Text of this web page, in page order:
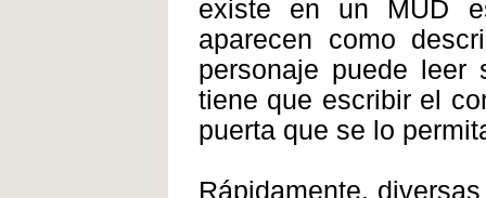
existe en un MUD
aparecen como
personaje puede
tiene que escribir el
puerta que se lo
Rápidamente,